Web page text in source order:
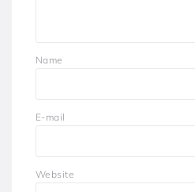
Name
E-mail
Website